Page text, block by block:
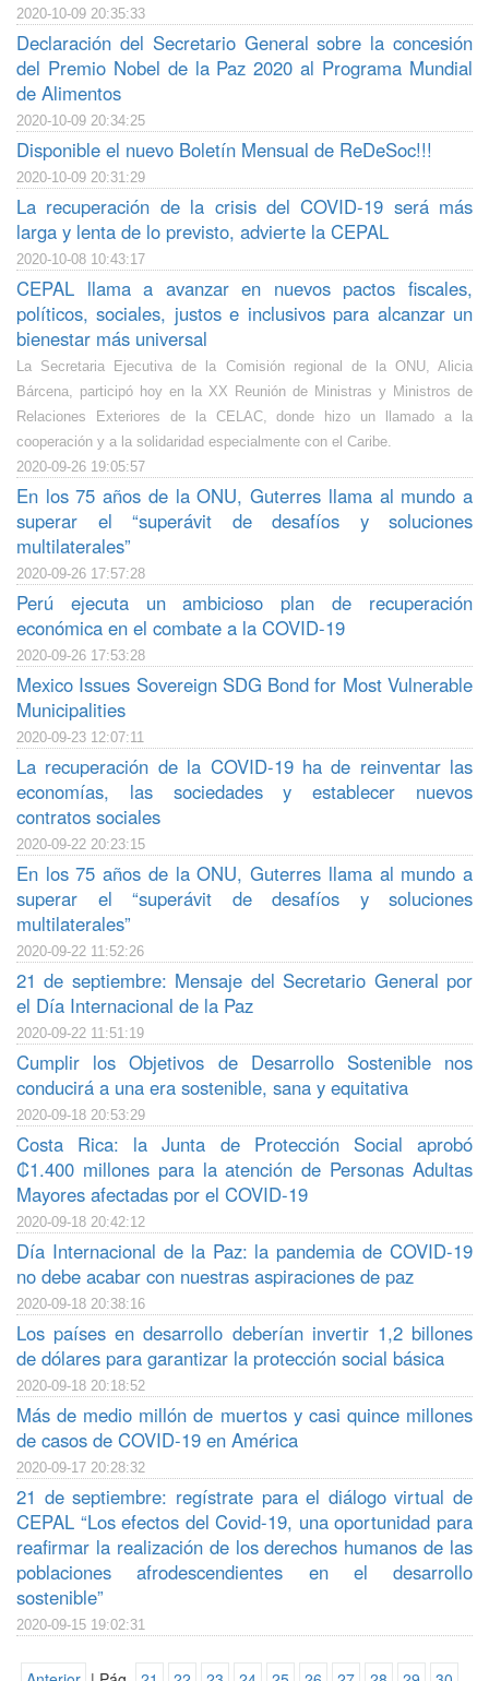
2020-10-09 20:35:33
Declaración del Secretario General sobre la concesión
del Premio Nobel de la Paz 2020 al Programa Mundial
de Alimentos
2020-10-09 20:34:25
Disponible el nuevo Boletín Mensual de ReDeSoc!!!
2020-10-09 20:31:29
La recuperación de la crisis del COVID-19 será más
larga y lenta de lo previsto, advierte la CEPAL
2020-10-08 10:43:17
CEPAL llama a avanzar en nuevos pactos fiscales,
políticos, sociales, justos e inclusivos para alcanzar un
bienestar más universal
La Secretaria Ejecutiva de la Comisión regional de la ONU, Alicia
Bárcena, participó hoy en la XX Reunión de Ministras y Ministros de
Relaciones Exteriores de la CELAC, donde hizo un llamado a la
cooperación y a la solidaridad especialmente con el Caribe.
2020-09-26 19:05:57
En los 75 años de la ONU, Guterres llama al mundo a
superar el “superávit de desafíos y soluciones
multilaterales”
2020-09-26 17:57:28
Perú ejecuta un ambicioso plan de recuperación
económica en el combate a la COVID-19
2020-09-26 17:53:28
Mexico Issues Sovereign SDG Bond for Most Vulnerable
Municipalities
2020-09-23 12:07:11
La recuperación de la COVID-19 ha de reinventar las
economías, las sociedades y establecer nuevos
contratos sociales
2020-09-22 20:23:15
En los 75 años de la ONU, Guterres llama al mundo a
superar el “superávit de desafíos y soluciones
multilaterales”
2020-09-22 11:52:26
21 de septiembre: Mensaje del Secretario General por
el Día Internacional de la Paz
2020-09-22 11:51:19
Cumplir los Objetivos de Desarrollo Sostenible nos
conducirá a una era sostenible, sana y equitativa
2020-09-18 20:53:29
Costa Rica: la Junta de Protección Social aprobó
₡1.400 millones para la atención de Personas Adultas
Mayores afectadas por el COVID-19
2020-09-18 20:42:12
Día Internacional de la Paz: la pandemia de COVID-19
no debe acabar con nuestras aspiraciones de paz
2020-09-18 20:38:16
Los países en desarrollo deberían invertir 1,2 billones
de dólares para garantizar la protección social básica
2020-09-18 20:18:52
Más de medio millón de muertos y casi quince millones
de casos de COVID-19 en América
2020-09-17 20:28:32
21 de septiembre: regístrate para el diálogo virtual de
CEPAL “Los efectos del Covid-19, una oportunidad para
reafirmar la realización de los derechos humanos de las
poblaciones afrodescendientes en el desarrollo
sostenible”
2020-09-15 19:02:31